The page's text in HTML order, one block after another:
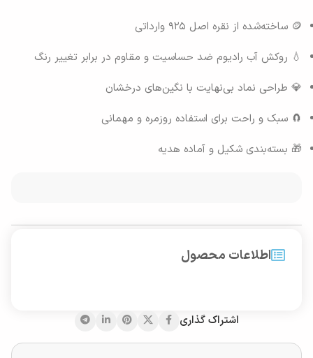
🪙 ساخته‌شده از نقره اصل ۹۲۵ وارداتی
💧 روکش آب رادیوم ضد حساسیت و مقاوم در برابر تغییر رنگ
💎 طراحی نماد بی‌نهایت با نگین‌های درخشان
🧲 سبک و راحت برای استفاده روزمره و مهمانی
🎁 بسته‌بندی شکیل و آماده هدیه
اطلاعات محصول
اشتراک گذاری